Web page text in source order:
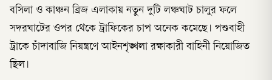
বসিলা ও কাঞ্চন ব্রিজ এলাকায় নতুন দুটি লঞ্চঘাট চালুর ফলে
সদরঘাটের ওপর থেকে ট্রাফিকের চাপ অনেক কমেছে। পশুবাহী
ট্রাকে চাঁদাবাজি নিয়ন্ত্রণে আইনশৃঙ্খলা রক্ষাকারী বাহিনী নিয়োজিত
ছিল।